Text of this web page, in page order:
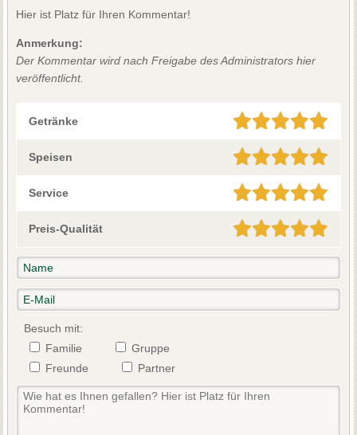
Hier ist Platz für Ihren Kommentar!
Anmerkung:
Der Kommentar wird nach Freigabe des Administrators hier
veröffentlicht.
Getränke
Speisen
Service
Preis-Qualität
Besuch mit:
Familie
Gruppe
Freunde
Partner